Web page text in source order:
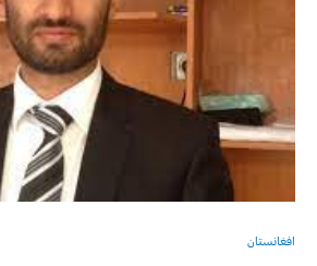
افغانستان